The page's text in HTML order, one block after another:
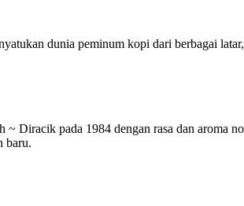
dunia peminum kopi dari berbagai
~ Diracik pada 1984 dengan rasa dan aroma
baru.